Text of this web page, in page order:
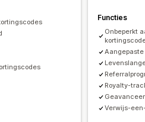
Tracking in realtime
links en kortingen
formulieren
Functies
Onbeperkt
Royalty-
Verwijs-